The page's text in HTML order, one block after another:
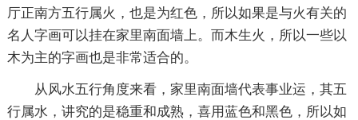
厅正南方五行属火，也是为红色，所以如果是与火有关的
名人字画可以挂在家里南面墙上。而木生火，所以一些以
木为主的字画也是非常适合的。
从风水五行角度来看，家里南面墙代表事业运，其五
行属水，讲究的是稳重和成熟，喜用蓝色和黑色，所以如